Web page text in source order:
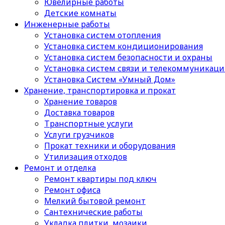
Детские комнаты
Инженерные работы
Установка систем отопления
Установка систем кондиционирования
Установка систем безопасности и охраны
Установка систем связи и
Установка Систем «Умный Дом»
Хранение, транспортировка и прокат
Хранение товаров
Доставка товаров
Транспортные услуги
Услуги грузчиков
Прокат техники и оборудования
Утилизация отходов
Ремонт и отделка
Ремонт квартиры под ключ
Ремонт офиса
Мелкий бытовой ремонт
Сантехнические работы